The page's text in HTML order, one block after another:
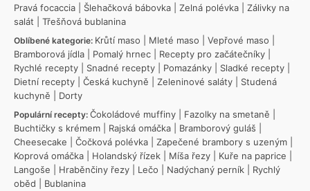
Pravá focaccia
Šlehačková bábovka Zelná polévka
Zálivky na
salát
Třešňová bublanina
Oblíbené kategorie: Krůtí maso Mleté maso Vepřové maso
Bramborová jídla
Pomalý hrnec Recepty pro začátečníky
Rychlé recepty
Snadné recepty Pomazánky Sladké recepty
Dietní recepty
Česká kuchyně Zeleninové saláty
Studená
kuchyně
Dorty
Populární recepty: Čokoládové muffiny Fazolky na smetaně
Buchtičky s krémem
Rajská omáčka Bramborový guláš
Cheesecake
Čočková polévka Zapečené brambory s uzeným
Koprová omáčka
Holandský řízek Míša řezy Kuře na paprice
Langoše
Hraběnčiny řezy Lečo Nadýchaný perník
Rychlý
oběd
Bublanina